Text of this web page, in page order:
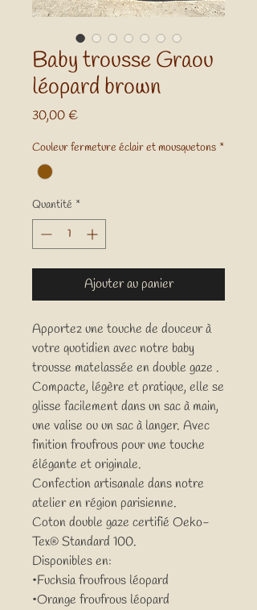
Baby trousse Graou
léopard brown
30,00 €Prix
Couleur fermeture éclair et mousquetons *
Quantité *
Ajouter au panier
Apportez une touche de douceur à
votre quotidien avec notre baby
trousse matelassée en double gaze .
Compacte, légère et pratique, elle se
glisse facilement dans un sac à main,
une valise ou un sac à langer. Avec
finition froufrous pour une touche
élégante et originale.
Confection artisanale dans notre
atelier en région parisienne.
Coton double gaze certifié Oeko-
Tex® Standard 100.
Disponibles en:
•Fuchsia froufrous léopard
•Orange froufrous léopard